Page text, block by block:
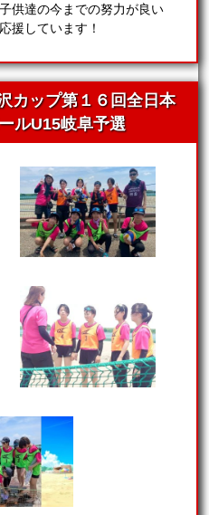
供達の今までの努力が良い
援しています！
カップ第１６回全日本
ルU15岐阜予選